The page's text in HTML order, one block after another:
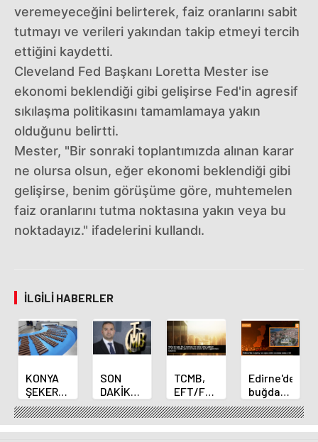
veremeyeceğini belirterek, faiz oranlarını sabit
tutmayı ve verileri yakından takip etmeyi tercih
ettiğini kaydetti.
Cleveland Fed Başkanı Loretta Mester ise
ekonomi beklendiği gibi gelişirse Fed'in agresif
sıkılaşma politikasını tamamlamaya yakın
olduğunu belirtti.
Mester, "Bir sonraki toplantımızda alınan karar
ne olursa olsun, eğer ekonomi beklendiği gibi
gelişirse, benim görüşüme göre, muhtemelen
faiz oranlarını tutma noktasına yakın veya bu
noktadayız." ifadelerini kullandı.
İLGILI HABERLER
KONYA
ŞEKER
YILLIK 7
BİN 500
TON
SON
DAKİKA
HABERİ:
Yeni
Merkez
TCMB,
EFT/FAST
işlemleri
için
fazla
Edirne'de
buğday
ve arpa
ekim
sezonu